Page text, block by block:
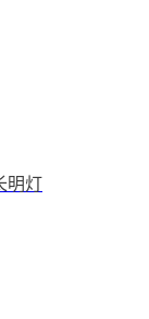
明灯